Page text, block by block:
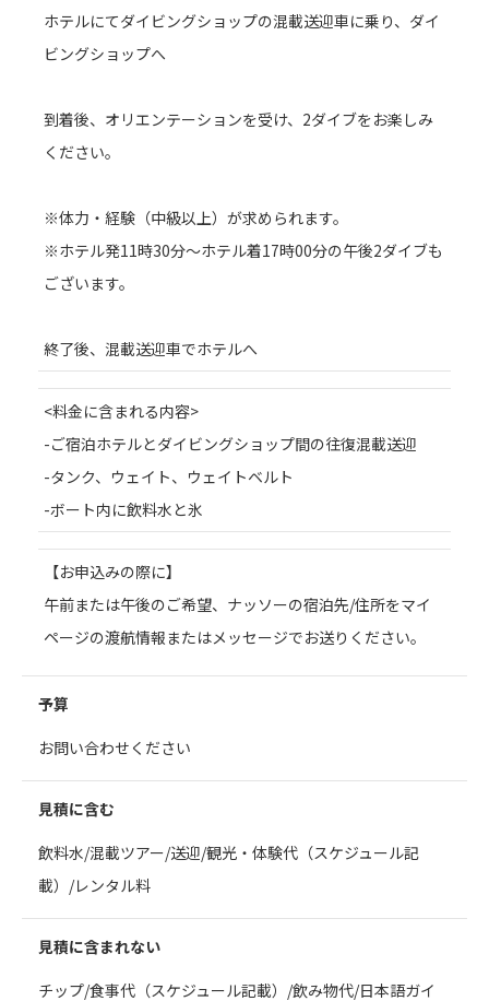
ホテルにてダイビングショップの混載送迎車に乗り、ダイ
ビングショップへ
到着後、オリエンテーションを受け、2ダイブをお楽しみ
ください。
※体力・経験（中級以上）が求められます。
※ホテル発11時30分～ホテル着17時00分の午後2ダイブも
ございます。
終了後、混載送迎車でホテルへ
<料金に含まれる内容>
-ご宿泊ホテルとダイビングショップ間の往復混載送迎
-タンク、ウェイト、ウェイトベルト
-ボート内に飲料水と氷
【お申込みの際に】
午前または午後のご希望、ナッソーの宿泊先/住所をマイ
ページの渡航情報またはメッセージでお送りください。
予算
お問い合わせください
見積に含む
飲料水/混載ツアー/送迎/観光・体験代（スケジュール記
載）/レンタル料
見積に含まれない
チップ/食事代（スケジュール記載）/飲み物代/日本語ガイ